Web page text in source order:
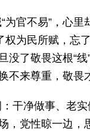
官不易”，心里
为民所赋，忘
了敬畏这根“线
来尊重，敬畏
干净做事、老
，党性晾一边，